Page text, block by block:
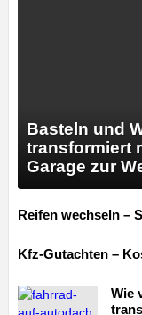
Basteln und
transformiert
Garage zur
Reifen wechseln –
Kfz-Gutachten –
Wie